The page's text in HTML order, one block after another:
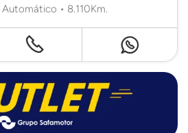
• 8.110Km.